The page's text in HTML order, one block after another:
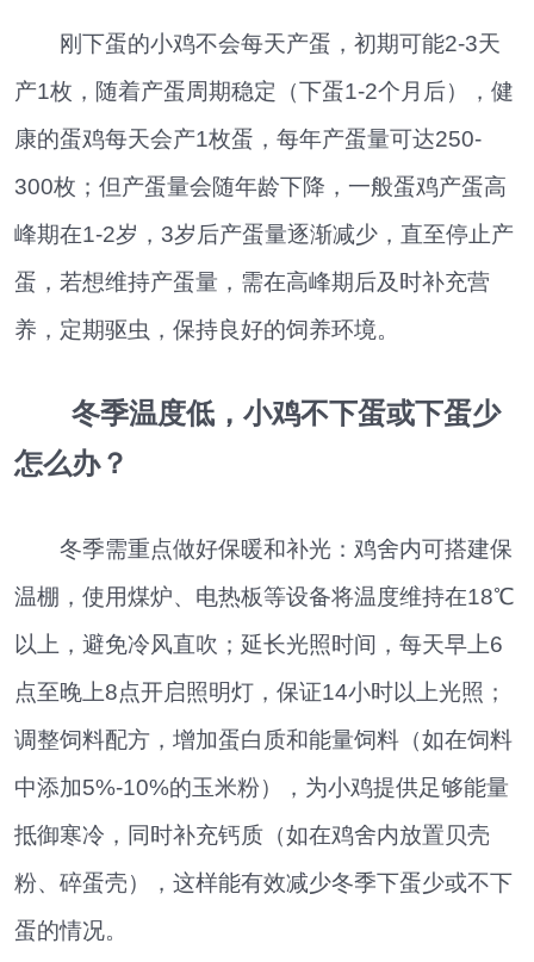
刚下蛋的小鸡不会每天产蛋，初期可能2-3天
产1枚，随着产蛋周期稳定（下蛋1-2个月后），健
康的蛋鸡每天会产1枚蛋，每年产蛋量可达250-
300枚；但产蛋量会随年龄下降，一般蛋鸡产蛋高
峰期在1-2岁，3岁后产蛋量逐渐减少，直至停止产
蛋，若想维持产蛋量，需在高峰期后及时补充营
养，定期驱虫，保持良好的饲养环境。
冬季温度低，小鸡不下蛋或下蛋少
怎么办？
冬季需重点做好保暖和补光：鸡舍内可搭建保
温棚，使用煤炉、电热板等设备将温度维持在18℃
以上，避免冷风直吹；延长光照时间，每天早上6
点至晚上8点开启照明灯，保证14小时以上光照；
调整饲料配方，增加蛋白质和能量饲料（如在饲料
中添加5%-10%的玉米粉），为小鸡提供足够能量
抵御寒冷，同时补充钙质（如在鸡舍内放置贝壳
粉、碎蛋壳），这样能有效减少冬季下蛋少或不下
蛋的情况。